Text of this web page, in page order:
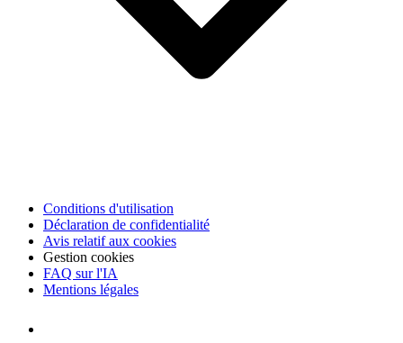
Conditions d'utilisation
Déclaration de confidentialité
Avis relatif aux cookies
Gestion cookies
FAQ sur l'IA
Mentions légales